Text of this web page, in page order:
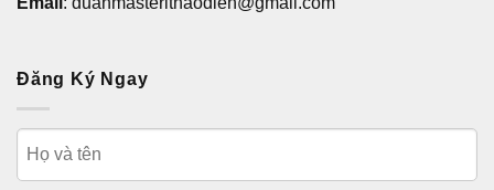
Đăng Ký Ngay